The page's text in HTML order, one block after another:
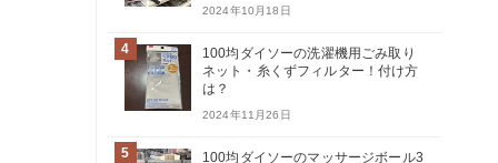
2024年10月18日
4
100均ダイソーの洗濯機用ごみ取り
ネット・糸くずフィルター！付け方
は？
2024年11月26日
5
100均ダイソーのマッサージボール3